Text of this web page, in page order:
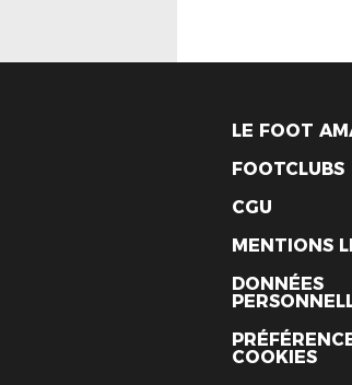
LE FOOT
FOOTCLUBS
CGU
MENTIONS
DONNÉES
COOKIES